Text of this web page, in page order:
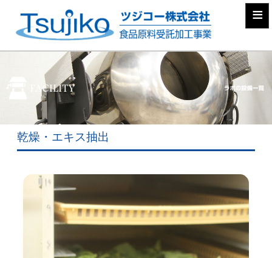
≡
乾燥・エキス抽出